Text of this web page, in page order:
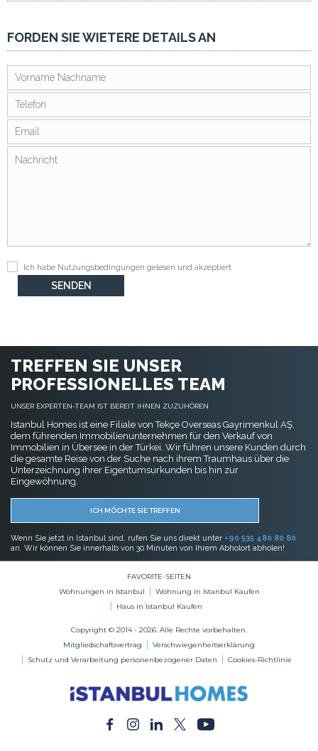
FORDEN SIE WIETERE DETAILS AN
Ich habe Nutzungsbedingungen gelesen und akzeptiert
TREFFEN SIE UNSER
PROFESSIONELLES TEAM
UNSER EXPERTEN-TEAM IST BEREIT IHNEN ZUZUHÖREN
Istanbul Homes ist eine Filiale von Tekçe Overseas Gayrimenkul AŞ,
dem führenden Immobilienunternehmen für den Verkauf von
Immobilien in Übersee in der Türkei. Wir führen unsere Kunden durch
die gesamte Reise von der Suche nach ihrem Traumhaus über die
Unterzeichnung ihrer Eigentumsurkunden bis hin zur
Eingewöhnung.
ICH MÖCHTE SIE TREFFEN
Wenn Sie jetzt in Istanbul sind, rufen Sie uns direkt unter +90 535 480 80 80
an. Wir können Sie innerhalb von 30 Minuten von Ihrem Abholort abholen!
FAVORITE-SEITEN
Wohnungen in Istanbul
Wohnung in Istanbul Kaufen
Haus in Istanbul Kaufen
Copyright © 2014 - 2026. Alle Rechte vorbehalten.
Mitgliedschaftsvertrag
Verschwiegenheitserklärung
Schutz und Verarbeitung personenbezogener Daten
Cookies-Richtlinie